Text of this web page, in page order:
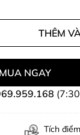
THÊM
MUA NGAY
Tích